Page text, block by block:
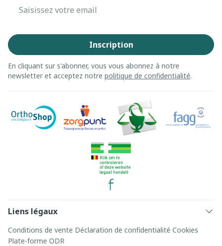
Inscription
En cliquant sur s'abonner, vous vous abonnez à notre
newsletter et acceptez notre politique de confidentialité.
Liens légaux
Conditions de vente Déclaration de confidentialité Cookies
Plate-forme ODR